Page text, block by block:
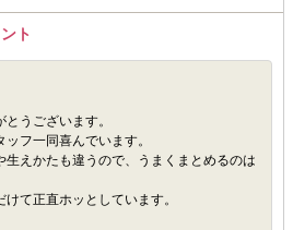
ト
うございます。
フ一同喜んでいます。
生えかたも違うので、うまくまとめるのは
て正直ホッとしています。